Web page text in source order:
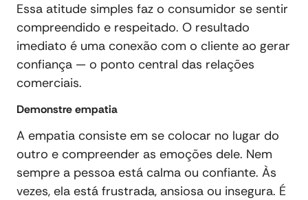
Essa atitude simples faz o consumidor se sentir
compreendido e respeitado. O resultado
imediato é uma conexão com o cliente ao gerar
confiança — o ponto central das relações
comerciais.
Demonstre empatia
A empatia consiste em se colocar no lugar do
outro e compreender as emoções dele. Nem
sempre a pessoa está calma ou confiante. Às
vezes, ela está frustrada, ansiosa ou insegura. É